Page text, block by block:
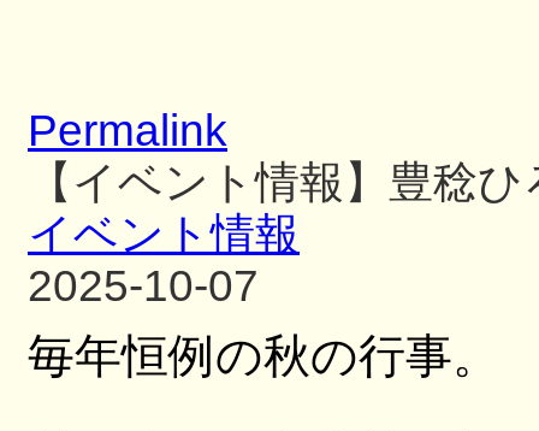
Permalink
【イベント情報】豊稔
イベント情報
2025-10-07
毎年恒例の秋の行事。